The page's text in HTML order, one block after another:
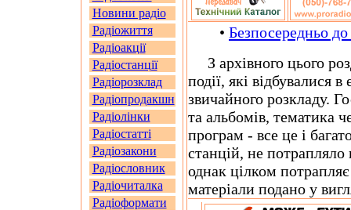
Новини радіо
Радіожиття
Радіоакції
Радіостанції
Радіорозклад
Радіопродакшн
Радіолінки
Радіостатті
Радіозакони
Радіословник
Радіочиталка
Радіоформати
• Безпосередньо до
З архівного цього
події, які відбувалися
звичайного розкладу.
та альбомів, тематика
програм - все це і
станцій, не
однак цілком
матеріали подано у